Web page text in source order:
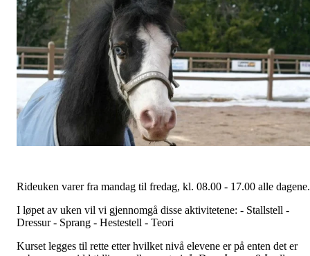
Rideuken varer fra mandag til fredag, kl. 08.00 - 17.00 alle dagene.
I løpet av uken vil vi gjennomgå disse aktivitetene: - Stallstell -
Dressur - Sprang - Hestestell - Teori
Kurset legges til rette etter hvilket nivå elevene er på enten det er